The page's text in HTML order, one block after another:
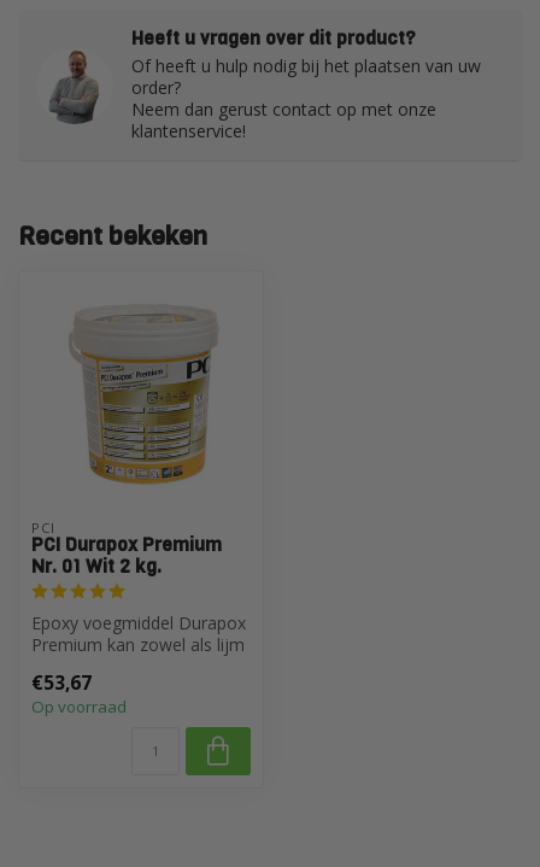
Heeft u vragen over dit product?
Of heeft u hulp nodig bij het plaatsen van uw
order?
Neem dan gerust contact op met onze
klantenservice!
Recent bekeken
PCI
PCI Durapox Premium
Nr. 01 Wit 2 kg.
Epoxy voegmiddel Durapox
Premium kan zowel als lijm
zwembaden, ...
€53,67
Op voorraad